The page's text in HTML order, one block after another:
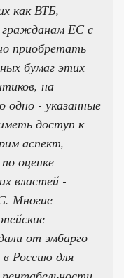
как ВТБ,
ЕС с
приобретать
бумаг этих
на
одно - указанные
доступ к
аспект,
оценке
властей -
Многие
от эмбарго
Россию для